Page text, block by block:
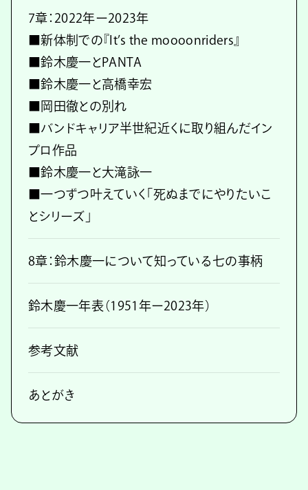
7章：2022年ー2023年
■新体制での『It’s the moooonriders』
■鈴木慶一とPANTA
■鈴木慶一と高橋幸宏
■岡田徹との別れ
■バンドキャリア半世紀近くに取り組んだイン
プロ作品
■鈴木慶一と大滝詠一
■一つずつ叶えていく「死ぬまでにやりたいこ
とシリーズ」
8章：鈴木慶一について知っている七の事柄
鈴木慶一年表（1951年ー2023年）
参考文献
あとがき